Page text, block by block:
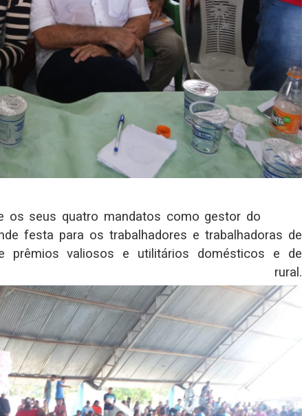
os seus quatro mandatos como gestor do
festa para os trabalhadores e trabalhadoras de
prêmios valiosos e utilitários domésticos e de
rural.